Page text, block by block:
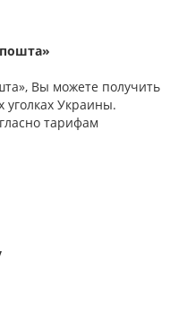
Вы можете получить
уголках Украины.
тарифам